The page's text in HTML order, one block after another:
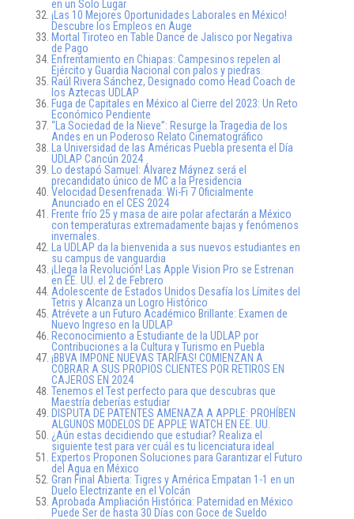
en un Solo Lugar
¡Las 10 Mejores Oportunidades Laborales en México!
Descubre los Empleos en Auge
Mortal Tiroteo en Table Dance de Jalisco por Negativa
de Pago
Enfrentamiento en Chiapas: Campesinos repelen al
Ejército y Guardia Nacional con palos y piedras.
Raúl Rivera Sánchez, Designado como Head Coach de
los Aztecas UDLAP
Fuga de Capitales en México al Cierre del 2023: Un Reto
Económico Pendiente
“La Sociedad de la Nieve”: Resurge la Tragedia de los
Andes en un Poderoso Relato Cinematográfico
La Universidad de las Américas Puebla presenta el Día
UDLAP Cancún 2024
Lo destapó Samuel: Álvarez Máynez será el
precandidato único de MC a la Presidencia
Velocidad Desenfrenada: Wi-Fi 7 Oficialmente
Anunciado en el CES 2024
Frente frío 25 y masa de aire polar afectarán a México
con temperaturas extremadamente bajas y fenómenos
invernales.
La UDLAP da la bienvenida a sus nuevos estudiantes en
su campus de vanguardia
¡Llega la Revolución! Las Apple Vision Pro se Estrenan
en EE. UU. el 2 de Febrero
Adolescente de Estados Unidos Desafía los Límites del
Tetris y Alcanza un Logro Histórico
Atrévete a un Futuro Académico Brillante: Examen de
Nuevo Ingreso en la UDLAP
Reconocimiento a Estudiante de la UDLAP por
Contribuciones a la Cultura y Turismo en Puebla
¡BBVA IMPONE NUEVAS TARIFAS! COMIENZAN A
COBRAR A SUS PROPIOS CLIENTES POR RETIROS EN
CAJEROS EN 2024
Tenemos el Test perfecto para que descubras que
Maestría deberías estudiar
DISPUTA DE PATENTES AMENAZA A APPLE: PROHÍBEN
ALGUNOS MODELOS DE APPLE WATCH EN EE. UU.
¿Aún estas decidiendo que estudiar? Realiza el
siguiente test para ver cuál es tu licenciatura ideal
Expertos Proponen Soluciones para Garantizar el Futuro
del Agua en México
Gran Final Abierta: Tigres y América Empatan 1-1 en un
Duelo Electrizante en el Volcán
Aprobada Ampliación Histórica: Paternidad en México
Puede Ser de hasta 30 Días con Goce de Sueldo